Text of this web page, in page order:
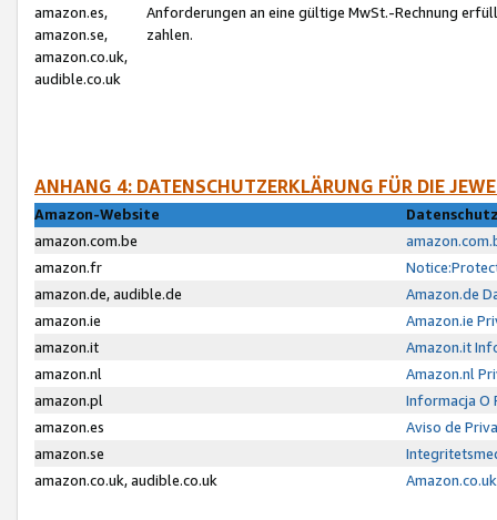
amazon.es,
amazon.se,
amazon.co.uk,
audible.co.uk
Anforderungen an eine gültige MwSt.-Rechnung
zahlen.
ANHANG 4: DATENSCHUTZERKLÄRUNG FÜR DIE
Amazon-Website
amazon.com.be
amazon.fr
amazon.de, audible.de
Amazon.de
amazon.ie
Amazon.ie
amazon.it
Amazon.it
amazon.nl
Amazon.nl
amazon.pl
Informacja O
amazon.es
Aviso de
amazon.se
amazon.co.uk, audible.co.uk